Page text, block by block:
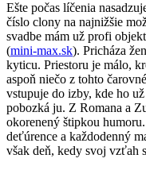
Ešte počas líčenia
číslo clony na najnižšie
svadbe mám už profi
(mini-max.sk). Pricháza
kyticu. Priestoru je málo,
aspoň niečo z tohto
vstupuje do izby, kde ho
pobozká ju. Z Romana a
okorenený štipkou
deťúrence a každodenný
však deň, kedy svoj vzťah